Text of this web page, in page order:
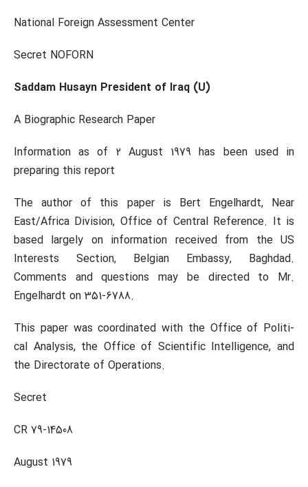
National Foreign Assessment Center
Secret NOFORN
Saddam Husayn President of Iraq (U)
A Biographic Research Paper
Information as of 2 August 1979 has been used in
preparing this report
The author of this paper is Bert Engelhardt, Near
East/Africa Division, Office of Central Reference. It is
based largely on information received from the US
Interests Section, Belgian Embassy, Baghdad.
Comments and questions may be directed to Mr.
Engelhardt on 351-6788.
This paper was coordinated with the Office of Politi-
cal Analysis, the Office of Scientific Intelligence, and
the Directorate of Operations.
Secret
CR 79-14508
August 1979